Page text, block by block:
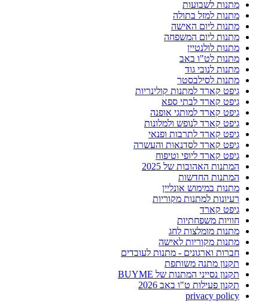
מתנות לשבועות
מתנות למזל בתולה
מתנות ליום האישה
מתנות ליום המשפחה
מתנות לולנטיין
מתנות לט"ו באב
מתנות לנובי גוד
מתנות לסילבסטר
גיפט קארד למתנות קולינריות
גיפט קארד לבתי ספא
גיפט קארד למותגי אופנה
גיפט קארד לנופש ולמלונות
גיפט קארד לתרבות ופנאי
גיפט קארד לסדנאות והעשרה
גיפט קארד ליופי וטיפוח
המתנות האהובות של 2025
המתנות החדשות
מתנות במימוש אונליין
רעיונות למתנות מקוריות
גיפט קארד
חוויות משפחתיות
מתנות מומלצות לחג
מתנות מקוריות לאישה
חברות וארגונים - מתנות לעובדים
תקנון מתנה משותפת
תקנון נסייני המתנות של BUYME
תקנון פעילות ט"ו באב 2026
privacy policy